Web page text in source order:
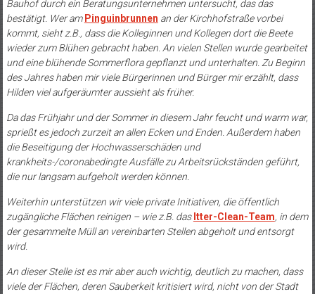
Bauhof durch ein Beratungsunternehmen untersucht, das das
bestätigt. Wer am Pinguinbrunnen an der Kirchhofstraße vorbei
kommt, sieht z.B., dass die Kolleginnen und Kollegen dort die Beete
wieder zum Blühen gebracht haben. An vielen Stellen wurde gearbeitet
und eine blühende Sommerflora gepflanzt und unterhalten. Zu Beginn
des Jahres haben mir viele Bürgerinnen und Bürger mir erzählt, dass
Hilden viel aufgeräumter aussieht als früher.
Da das Frühjahr und der Sommer in diesem Jahr feucht und warm war,
sprießt es jedoch zurzeit an allen Ecken und Enden. Außerdem haben
die Beseitigung der Hochwasserschäden und
krankheits-/coronabedingte Ausfälle zu Arbeitsrückständen geführt,
die nur langsam aufgeholt werden können.
Weiterhin unterstützen wir viele private Initiativen, die öffentlich
zugängliche Flächen reinigen – wie z.B. das Itter-Clean-Team, in dem
der gesammelte Müll an vereinbarten Stellen abgeholt und entsorgt
wird.
An dieser Stelle ist es mir aber auch wichtig, deutlich zu machen, dass
viele der Flächen, deren Sauberkeit kritisiert wird, nicht von der Stadt